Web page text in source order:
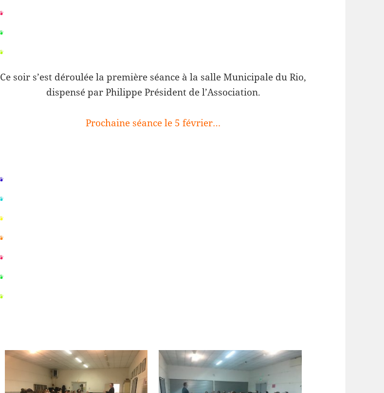
Ce soir s’est déroulée la première séance à la salle Municipale du Rio,
dispensé par Philippe Président de l’Association.
Prochaine séance le 5 février…